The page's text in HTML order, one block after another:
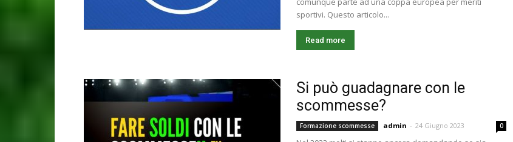
sportivi. Questo articolo...
Read more
Si può guadagnare con le
scommesse?
Formazione scommesse admin - 24 Giugno 2023 0